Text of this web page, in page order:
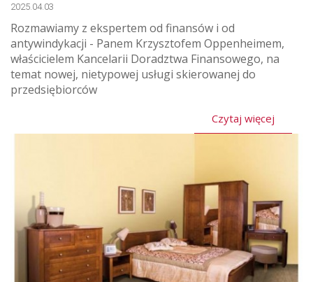
2025.04.03
Rozmawiamy z ekspertem od finansów i od
antywindykacji - Panem Krzysztofem Oppenheimem,
właścicielem Kancelarii Doradztwa Finansowego, na
temat nowej, nietypowej usługi skierowanej do
przedsiębiorców
Czytaj więcej